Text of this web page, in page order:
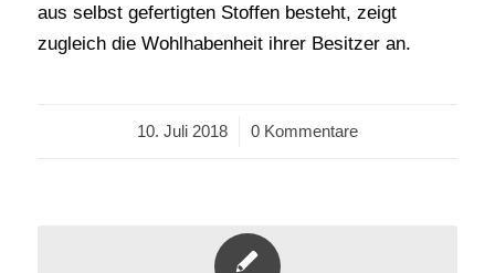
aus selbst gefertigten Stoffen besteht, zeigt
zugleich die Wohlhabenheit ihrer Besitzer an.
10. Juli 2018
/ 0 Kommentare